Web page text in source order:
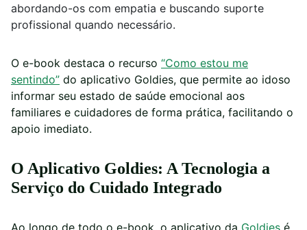
abordando-os com empatia e buscando suporte
profissional quando necessário.
O e-book destaca o recurso “Como estou me
sentindo” do aplicativo Goldies, que permite ao idoso
informar seu estado de saúde emocional aos
familiares e cuidadores de forma prática, facilitando o
apoio imediato.
O Aplicativo Goldies: A Tecnologia a
Serviço do Cuidado Integrado
Ao longo de todo o e-book, o aplicativo da Goldies é